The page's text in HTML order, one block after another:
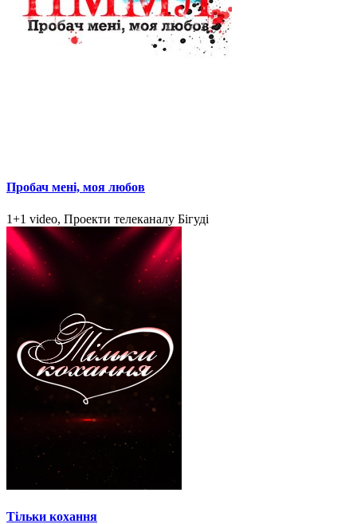
Пробач мені, моя любов
1+1 video, Проекти телеканалу Бігуді
Тільки кохання